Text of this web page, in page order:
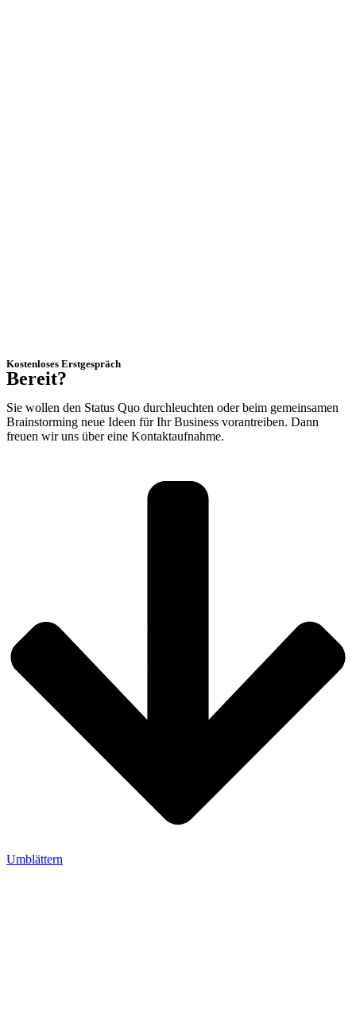
Kostenloses Erstgespräch
Bereit?
Sie wollen den Sta­tus Quo durchleuchten oder beim gemeinsamen
Brainstorming neue Ide­en für Ihr Busi­ness vorantreiben. Dann
freuen wir uns über eine Kontaktaufnahme.
Umblättern